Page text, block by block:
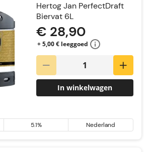
Hertog Jan PerfectDraft
Biervat 6L
€ 28,90
+ 5,00 € leeggoed
In winkelwagen
5.1% Nederland